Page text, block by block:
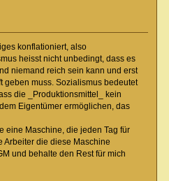
konflationiert, also
heisst nicht unbedingt, dass es
niemand reich sein kann und erst
geben muss. Sozialismus bedeutet
die _Produktionsmittel_ kein
Eigentümer ermöglichen, das
eine Maschine, die jeden Tag für
Arbeiter die diese Maschine
und behalte den Rest für mich